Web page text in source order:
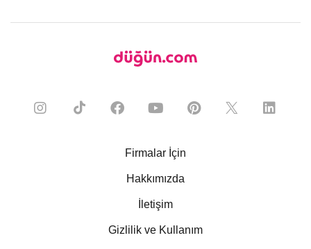
Firmalar İçin
Hakkımızda
İletişim
Gizlilik ve Kullanım